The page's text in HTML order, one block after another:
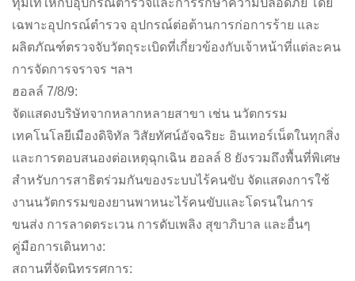
ทุ่มเทให้กับอุปกรณ์ตำรวจและการรักษาความปลอดภัย โดย
เฉพาะอุปกรณ์ตำรวจ อุปกรณ์ต่อต้านการก่อการร้าย และ
ผลิตภัณฑ์ตรวจจับวัตถุระเบิดที่เกี่ยวข้องกับเจ้าหน้าที่แต่ละคน
การจัดการจราจร ฯลฯ
ฮอลล์ 7/8/9:
จัดแสดงบริษัทจากหลากหลายสาขา เช่น นวัตกรรม
เทคโนโลยีเมืองดิจิทัล วิสัยทัศน์อัจฉริยะ อินเทอร์เน็ตในทุกสิ่ง
และการตอบสนองต่อเหตุฉุกเฉิน ฮอลล์ 8 ยังรวมถึงพื้นที่พิเศษ
สำหรับการสาธิตร่วมกันของระบบไร้คนขับ จัดแสดงการใช้
งานนวัตกรรมของยานพาหนะไร้คนขับและโดรนในการ
ขนส่ง การลาดตระเวน การดับเพลิง สุขาภิบาล และอื่นๆ
คู่มือการเดินทาง:
สถานที่จัดนิทรรศการ: